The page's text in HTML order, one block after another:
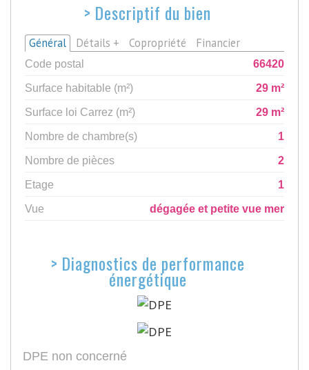
> Descriptif du bien
Général Détails + Copropriété Financier
Code postal
66420
Surface habitable (m²)
29 m²
Surface loi Carrez (m²)
29 m²
Nombre de chambre(s)
1
Nombre de pièces
2
Etage
1
Vue
dégagée et petite vue mer
> Diagnostics de performance
énergétique
DPE non concerné